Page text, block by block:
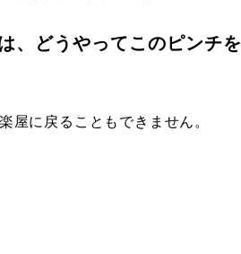
、どうやってこのピンチを
屋に戻ることもできません。